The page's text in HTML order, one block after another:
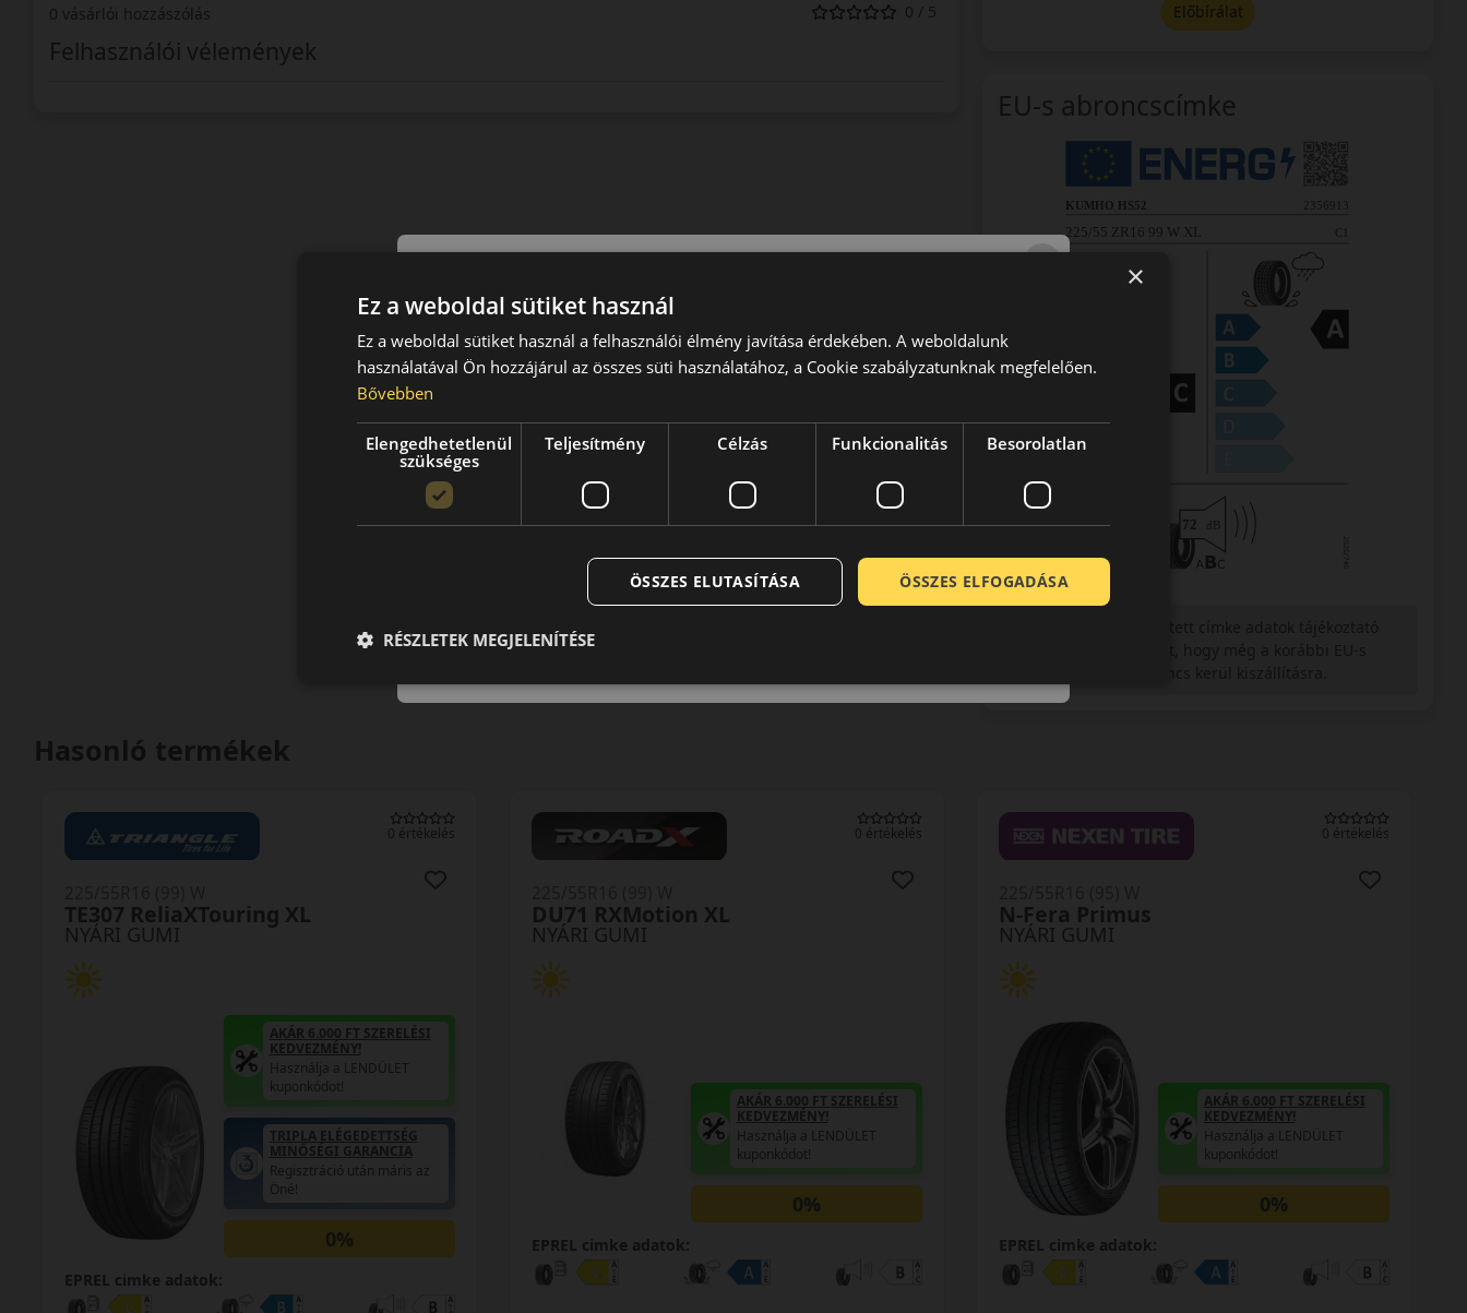
0 vásárlói hozzászólás 0 / 5
Felhasználói vélemények
Előbírálat
EU-s abroncscímke
Hasonló termékek
0 értékelés
NYÁRI GUMI
TE307 ReliaXTouring XL
AKÁR 6.000 FT SZERELÉSI
KEDVEZMÉNY!
Használja a LENDÜLET
kuponkódot!
TRIPLA ELÉGEDETTSÉG
MINŐSÉGI GARANCIA
Regisztráció után máris az
Öné!
0%
EPREL cimke adatok:
0 értékelés
NYÁRI GUMI
DU71 RXMotion XL
AKÁR 6.000 FT SZERELÉSI
KEDVEZMÉNY!
Használja a LENDÜLET
kuponkódot!
0%
EPREL cimke adatok:
0 értékelés
NYÁRI GUMI
N-Fera Primus
AKÁR 6.000 FT SZERELÉSI
KEDVEZMÉNY!
Használja a LENDÜLET
kuponkódot!
0%
EPREL cimke adatok:
×
Ez a weboldal sütiket használ
Ez a weboldal sütiket használ a felhasználói élmény javítása érdekében. A weboldalunk
használatával Ön hozzájárul az összes süti használatához, a Cookie szabályzatunknak megfelelően.
Bővebben
Elengedhetetlenül
szükséges
Teljesítmény Célzás Funkcionalitás Besorolatlan
ÖSSZES ELFOGADÁSA
ÖSSZES ELUTASÍTÁSA
RÉSZLETEK MEGJELENÍTÉSE